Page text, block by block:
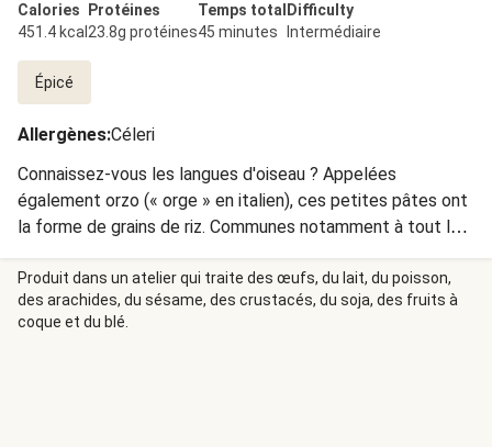
Calories
451.4 kcal
Protéines
23.8g protéines
Temps total
45 minutes
Difficulty
Intermédiaire
Épicé
Allergènes:Céleri
Connaissez-vous les langues d'oiseau ? Appelées
également orzo (« orge » en italien), ces petites pâtes ont
la forme de grains de riz. Communes notamment à tout le
bassin méditerranéen oriental, elles sont servies seules, en
soupe, en salade ou en accompagnement.
Produit dans un atelier qui traite des œufs, du lait, du poisson,
des arachides, du sésame, des crustacés, du soja, des fruits à
coque et du blé.